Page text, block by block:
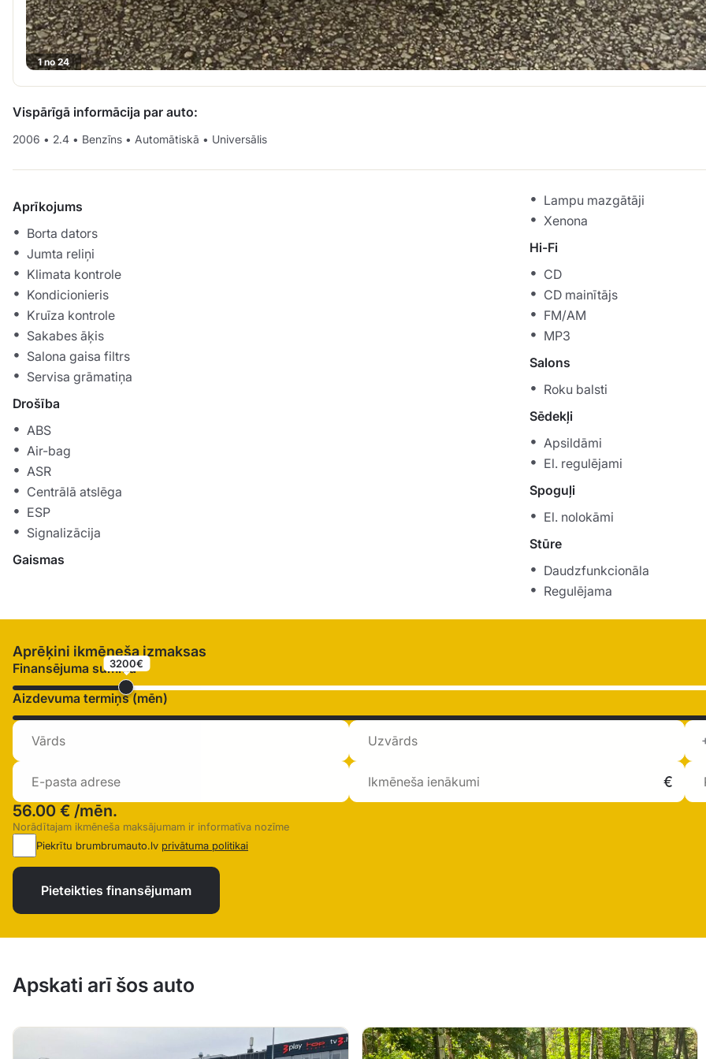
1 no 24
Vispārīgā informācija par auto:
2006 • 2.4 • Benzīns • Automātiskā • Universālis
Aprīkojums
Borta dators
Jumta reliņi
Klimata kontrole
Kondicionieris
Kruīza kontrole
Sakabes āķis
Salona gaisa filtrs
Servisa grāmatiņa
Drošība
ABS
Air-bag
ASR
Centrālā atslēga
ESP
Signalizācija
Gaismas
Lampu mazgātāji
Xenona
Hi-Fi
CD
CD mainītājs
FM/AM
MP3
Salons
Roku balsti
Sēdekļi
Apsildāmi
El. regulējami
Spoguļi
El. nolokāmi
Stūre
Daudzfunkcionāla
Regulējama
Aprēķini ikmēneša izmaksas
Finansējuma summa
3200€
Aizdevuma termiņš (mēn)
56.00 € /mēn.
Norādītajam ikmēneša maksājumam ir informatīva nozīme
Piekrītu brumbrumauto.lv privātuma politikai
Pieteikties finansējumam
Apskati arī šos auto